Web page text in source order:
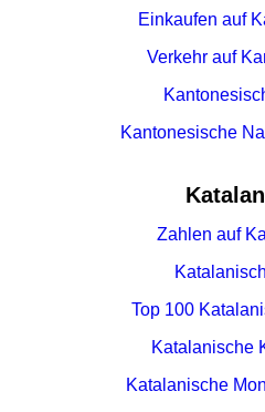
Einkaufen auf
Verkehr auf
Kantonesische
Zahlen auf
Top 100
Katalanische
Katalanische